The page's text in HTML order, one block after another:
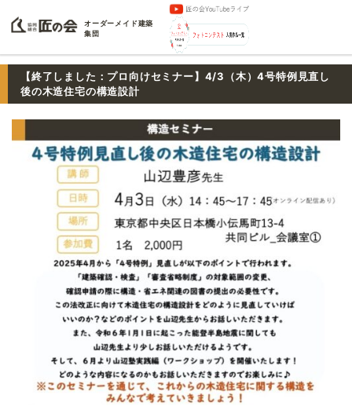
オーダーメイド建築
集団
【終了しました：プロ向けセミナー】4/3（木）4号特例見直し
後の木造住宅の構造設計